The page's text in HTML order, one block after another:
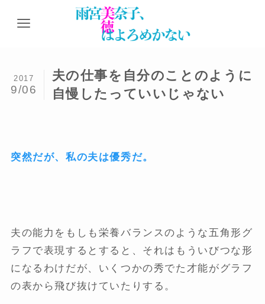
夫の仕事を自分のことのように
自慢したっていいじゃない
2017
9/06
突然だが、私の夫は優秀だ。
夫の能力をもしも栄養バランスのような五角形グ
ラフで表現するとすると、それはもういびつな形
になるわけだが、いくつかの秀でた才能がグラフ
の表から飛び抜けていたりする。